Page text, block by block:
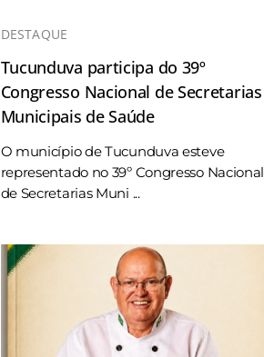
DESTAQUE
Tucunduva participa do 39º
Congresso Nacional de Secretarias
Municipais de Saúde
O município de Tucunduva esteve
representado no 39º Congresso Nacional
de Secretarias Muni ...